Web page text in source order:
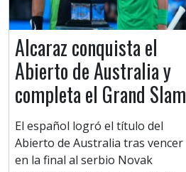
Alcaraz conquista el
Abierto de Australia y
completa el Grand Slam
El español logró el título del
Abierto de Australia tras vencer
en la final al serbio Novak